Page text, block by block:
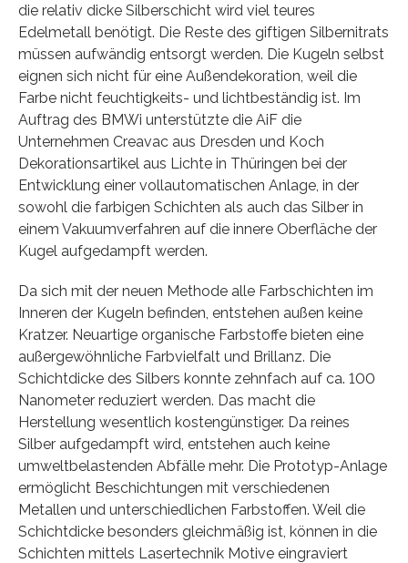
die relativ dicke Silberschicht wird viel teures
Edelmetall benötigt. Die Reste des giftigen Silbernitrats
müssen aufwändig entsorgt werden. Die Kugeln selbst
eignen sich nicht für eine Außendekoration, weil die
Farbe nicht feuchtigkeits- und lichtbeständig ist. Im
Auftrag des BMWi unterstützte die AiF die
Unternehmen Creavac aus Dresden und Koch
Dekorationsartikel aus Lichte in Thüringen bei der
Entwicklung einer vollautomatischen Anlage, in der
sowohl die farbigen Schichten als auch das Silber in
einem Vakuumverfahren auf die innere Oberfläche der
Kugel aufgedampft werden.
Da sich mit der neuen Methode alle Farbschichten im
Inneren der Kugeln befinden, entstehen außen keine
Kratzer. Neuartige organische Farbstoffe bieten eine
außergewöhnliche Farbvielfalt und Brillanz. Die
Schichtdicke des Silbers konnte zehnfach auf ca. 100
Nanometer reduziert werden. Das macht die
Herstellung wesentlich kostengünstiger. Da reines
Silber aufgedampft wird, entstehen auch keine
umweltbelastenden Abfälle mehr. Die Prototyp-Anlage
ermöglicht Beschichtungen mit verschiedenen
Metallen und unterschiedlichen Farbstoffen. Weil die
Schichtdicke besonders gleichmäßig ist, können in die
Schichten mittels Lasertechnik Motive eingraviert